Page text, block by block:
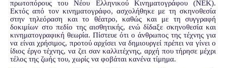
πρωτοπόρους του Νέου Ελληνικού Κινηματογράφου (ΝΕΚ).
Εκτός από τον κινηματογράφο, ασχολήθηκε με τη σκηνοθεσία
στην τηλεόραση και το θέατρο, καθώς και με τη συγγραφή
δοκιμίων στο πεδίο της αισθητικής, ενώ δίδαξε σκηνοθεσία και
κινηματογραφική θεωρία. Πίστευε ότι ο άνθρωπος της τέχνης για
να είναι χρήσιμος, προτού αρχίσει να δημιουργεί πρέπει να γίνει ο
ίδιος έργο τέχνης, να ζει σαν καλλιτέχνης, αρχή που τήρησε μέχρι
τέλος της ζωής του, χωρίς να φοβάται κανένα τίμημα.